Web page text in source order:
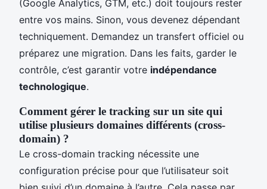
(Google Analytics, GTM, etc.) doit toujours rester
entre vos mains. Sinon, vous devenez dépendant
techniquement. Demandez un transfert officiel ou
préparez une migration. Dans les faits, garder le
contrôle, c’est garantir votre indépendance
technologique.
Comment gérer le tracking sur un site qui
utilise plusieurs domaines différents (cross-
domain) ?
Le cross-domain tracking nécessite une
configuration précise pour que l’utilisateur soit